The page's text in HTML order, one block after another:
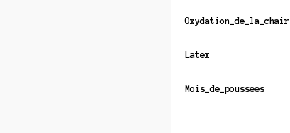
Oxydation_de_la_chair
Latex
Mois_de_poussees